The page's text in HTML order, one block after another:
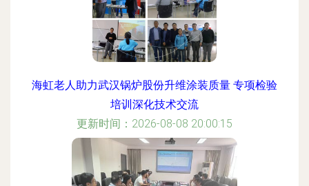
海虹老人助力武汉锅炉股份升维涂装质量 专项检验
培训深化技术交流
更新时间：2026-08-08 20:00:15